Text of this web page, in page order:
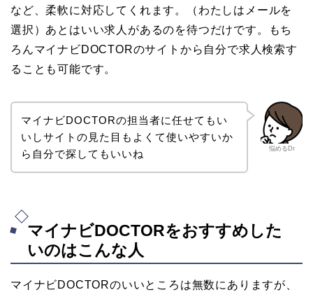
など、柔軟に対応してくれます。（わたしはメールを
選択）あとはいい求人があるのを待つだけです。もち
ろんマイナビDOCTORのサイトから自分で求人検索す
ることも可能です。
悩めるDr
マイナビDOCTORの担当者に任せてもい
いしサイトの見た目もよくて使いやすいか
ら自分で探してもいいね
マイナビDOCTORをおすすめした
いのはこんな人
マイナビDOCTORのいいところは無数にありますが、